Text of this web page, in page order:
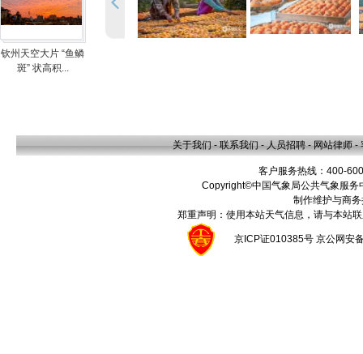
钦州天空大片 “鱼鳞
斑” 状高积...
关于我们 - 联系我们 - 人员招聘 - 网站律师 -
客户服务热线：400-
Copyright©中国气象局公共气象服
制作维护与商
郑重声明：使用本站天气信息，请与本站
京ICP证010385号 京公网安